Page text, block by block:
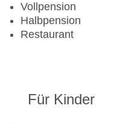
Vollpension
Halbpension
Restaurant
Für Kinder